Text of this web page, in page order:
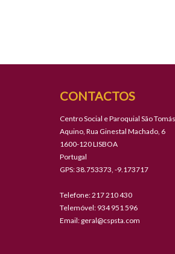
CONTACTOS
Centro Social e Paroquial São
Aquino, Rua Ginestal Machado, 6
1600-120 LISBOA
Portugal
GPS: 38.753373, -9.173717
Telefone: 217 210 430
Telemóvel: 934 951 596
Email: geral@cspsta.com